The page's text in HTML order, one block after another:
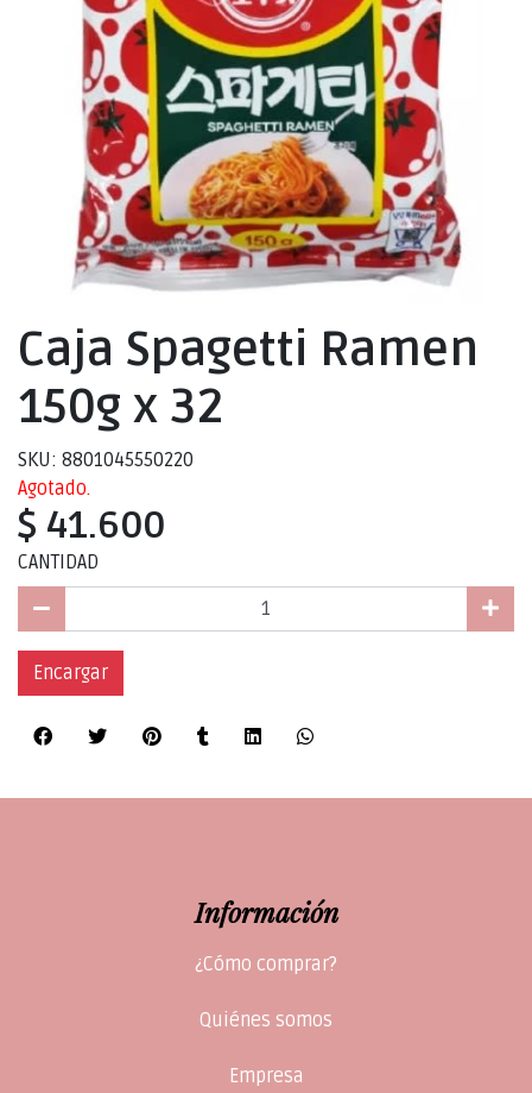
Caja Spagetti Ramen
150g x 32
SKU: 8801045550220
Agotado.
$ 41.600
CANTIDAD
Encargar
Información
¿Cómo comprar?
Quiénes somos
Empresa